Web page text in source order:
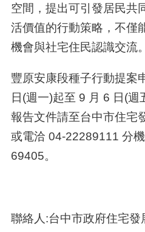
空間，提出可引發居民共
活價值的行動策略，不僅
機會與社宅住民認識交流。
豐原安康段種子行動提案
日(週一)起至 9 月 6 日(週
報告文件請至台中市住宅
或電洽 04-22289111 分機
69405。
聯絡人 :台中市政府住宅發